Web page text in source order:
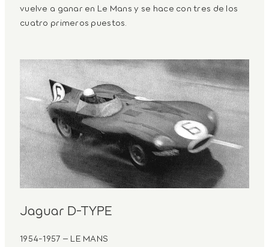
vuelve a ganar en Le Mans y se hace con tres de los
cuatro primeros puestos.
Jaguar D-TYPE
1954-1957 – LE MANS